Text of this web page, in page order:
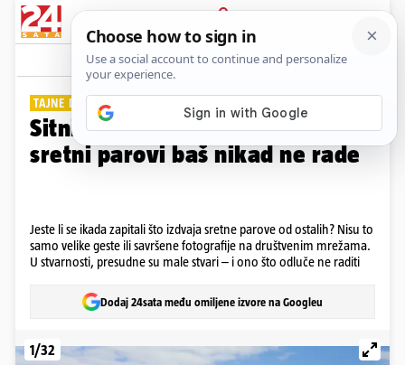
PRIJAVA
Galerija Komentari
TAJNE DOBROG ODNOSA
Sitnice su bitne: 30 stvari koje
sretni parovi baš nikad ne rade
Jeste li se ikada zapitali što izdvaja sretne parove od ostalih? Nisu to
samo velike geste ili savršene fotografije na društvenim mrežama.
U stvarnosti, presudne su male stvari – i ono što odluče ne raditi
Dodaj 24sata među omiljene izvore na Googleu
1/32